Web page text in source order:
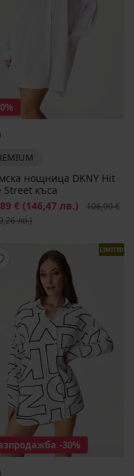
нощница DKNY Hit
Street къса
€ (146,47 лв.)
106,99 €
лв.)
LIMITED
-30%